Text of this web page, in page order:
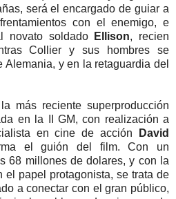
será el encargado de guiar a
con el enemigo, e
novato soldado
Ellison, recien
Collier y sus hombres se
Alemania, y en la retaguardia del
más reciente superproducción
en
la II GM, con realización a
en cine de acción
David
el guión del film. Con un
68 millones de dolares, y con la
el papel protagonista, se trata de
a conectar con el gran público,